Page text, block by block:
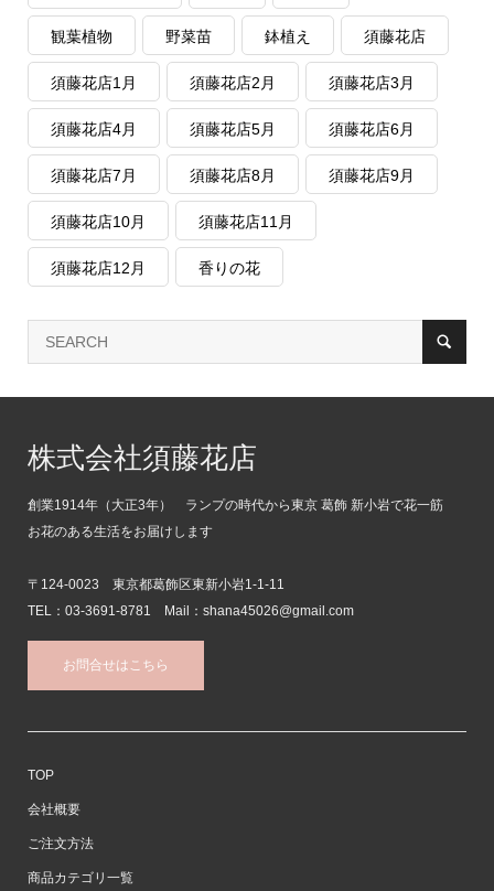
観葉植物 野菜苗 鉢植え 須藤花店
須藤花店1月 須藤花店2月 須藤花店3月
須藤花店4月 須藤花店5月 須藤花店6月
須藤花店7月 須藤花店8月 須藤花店9月
須藤花店10月 須藤花店11月
須藤花店12月 香りの花
株式会社須藤花店
創業1914年（大正3年） ランプの時代から東京 葛飾 新小岩で花一筋
お花のある生活をお届けします
〒124-0023 東京都葛飾区東新小岩1-1-11
TEL：03-3691-8781 Mail：shana45026@gmail.com
お問合せはこちら
TOP
会社概要
ご注文方法
商品カテゴリ一覧